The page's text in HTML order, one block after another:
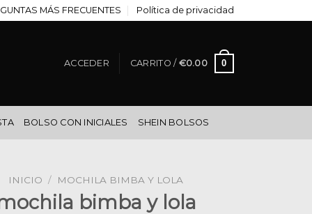
MÁS FRECUENTES Política de privacidad
ACCEDER CARRITO / €0.00 0
BOLSO CON INICIALES SHEIN BOLSOS
INICIO / MOCHILA BIMBA Y LOLA
bimba y lola